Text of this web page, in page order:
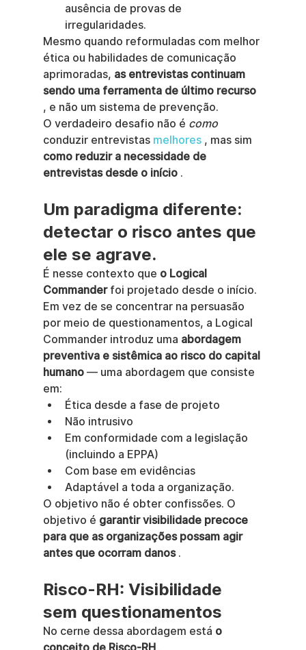
ausência de provas de
irregularidades.
Mesmo quando reformuladas com melhor
ética ou habilidades de comunicação
aprimoradas, as entrevistas continuam
sendo uma ferramenta de último recurso
, e não um sistema de prevenção.
O verdadeiro desafio não é como
conduzir entrevistas melhores , mas sim
como reduzir a necessidade de
entrevistas desde o início .
Um paradigma diferente:
detectar o risco antes que
ele se agrave.
É nesse contexto que o Logical
Commander foi projetado desde o início.
Em vez de se concentrar na persuasão
por meio de questionamentos, a Logical
Commander introduz uma abordagem
preventiva e sistêmica ao risco do capital
humano — uma abordagem que consiste
em:
Ética desde a fase de projeto
Não intrusivo
Em conformidade com a legislação
(incluindo a EPPA)
Com base em evidências
Adaptável a toda a organização.
O objetivo não é obter confissões. O
objetivo é garantir visibilidade precoce
para que as organizações possam agir
antes que ocorram danos .
Risco-RH: Visibilidade
sem questionamentos
No cerne dessa abordagem está o